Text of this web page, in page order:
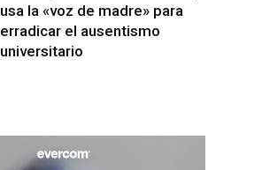
usa la «voz de madre» para
erradicar el ausentismo
universitario